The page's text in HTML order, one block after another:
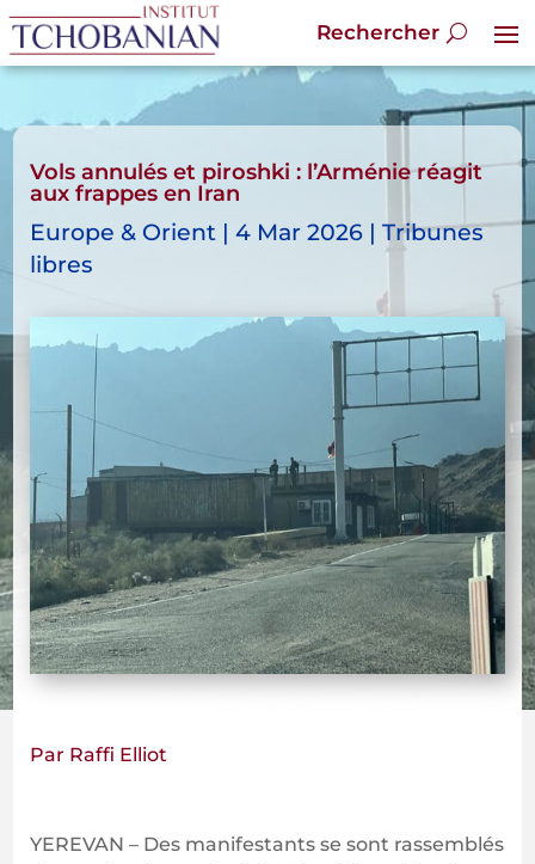
Vols annulés et piroshki : l’Arménie réagit
aux frappes en Iran
Europe & Orient | 4 Mar 2026 | Tribunes
libres
Par Raffi Elliot
YEREVAN – Des manifestants se sont rassemblés